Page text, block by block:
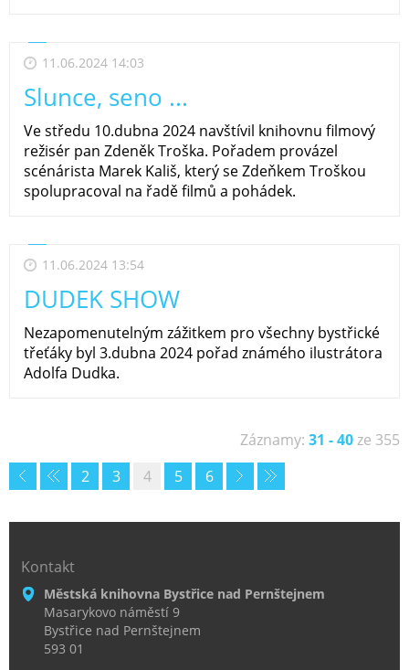
11.06.2024 14:03
Slunce, seno ...
Ve středu 10.dubna 2024 navštívil knihovnu filmový
režisér pan Zdeněk Troška. Pořadem provázel
scénárista Marek Kališ, který se Zdeňkem Troškou
spolupracoval na řadě filmů a pohádek.
11.06.2024 13:54
DUDEK SHOW
Nezapomenutelným zážitkem pro všechny bystřické
třeťáky byl 3.dubna 2024 pořad známého ilustrátora
Adolfa Dudka.
Záznamy: 31 - 40ze 355
2
3 4 5 6
Kontakt
Městská knihovna Bystřice nad Pernštejnem
Masarykovo náměstí 9
Bystřice nad Pernštejnem
593 01